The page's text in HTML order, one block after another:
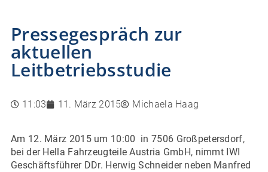
Pressegespräch zur
aktuellen
Leitbetriebsstudie
11:03 11. März 2015 Michaela Haag
Am 12. März 2015 um 10:00 in 7506 Großpetersdorf,
bei der Hella Fahrzeugteile Austria GmbH, nimmt IWI
Geschäftsführer DDr. Herwig Schneider neben Manfred